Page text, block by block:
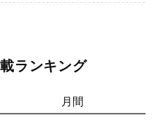
ランキング
月間